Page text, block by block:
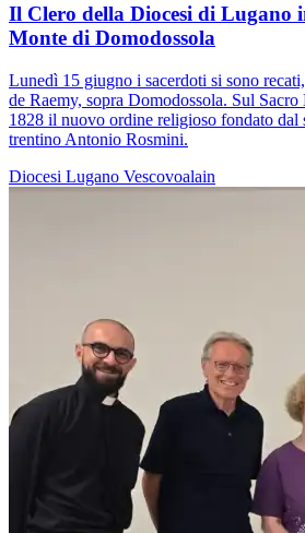
Il Clero della Diocesi di Lugano
Monte di Domodossola
Lunedì 15 giugno i sacerdoti si sono
de Raemy, sopra Domodossola. Sul
1828 il nuovo ordine religioso fondato dal
trentino Antonio Rosmini.
Diocesi Lugano Vescovoalain